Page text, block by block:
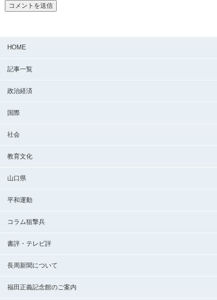
HOME
記事一覧
政治経済
国際
社会
教育文化
山口県
平和運動
コラム狙撃兵
書評・テレビ評
長周新聞について
福田正義記念館のご案内